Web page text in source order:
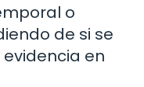
o
de si se
en